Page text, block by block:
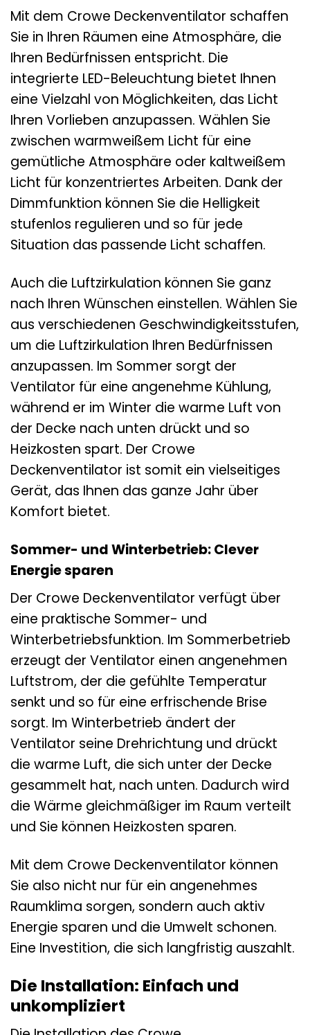
Mit dem Crowe Deckenventilator schaffen
Sie in Ihren Räumen eine Atmosphäre, die
Ihren Bedürfnissen entspricht. Die
integrierte LED-Beleuchtung bietet Ihnen
eine Vielzahl von Möglichkeiten, das Licht
Ihren Vorlieben anzupassen. Wählen Sie
zwischen warmweißem Licht für eine
gemütliche Atmosphäre oder kaltweißem
Licht für konzentriertes Arbeiten. Dank der
Dimmfunktion können Sie die Helligkeit
stufenlos regulieren und so für jede
Situation das passende Licht schaffen.
Auch die Luftzirkulation können Sie ganz
nach Ihren Wünschen einstellen. Wählen Sie
aus verschiedenen Geschwindigkeitsstufen,
um die Luftzirkulation Ihren Bedürfnissen
anzupassen. Im Sommer sorgt der
Ventilator für eine angenehme Kühlung,
während er im Winter die warme Luft von
der Decke nach unten drückt und so
Heizkosten spart. Der Crowe
Deckenventilator ist somit ein vielseitiges
Gerät, das Ihnen das ganze Jahr über
Komfort bietet.
Sommer- und Winterbetrieb: Clever
Energie sparen
Der Crowe Deckenventilator verfügt über
eine praktische Sommer- und
Winterbetriebsfunktion. Im Sommerbetrieb
erzeugt der Ventilator einen angenehmen
Luftstrom, der die gefühlte Temperatur
senkt und so für eine erfrischende Brise
sorgt. Im Winterbetrieb ändert der
Ventilator seine Drehrichtung und drückt
die warme Luft, die sich unter der Decke
gesammelt hat, nach unten. Dadurch wird
die Wärme gleichmäßiger im Raum verteilt
und Sie können Heizkosten sparen.
Mit dem Crowe Deckenventilator können
Sie also nicht nur für ein angenehmes
Raumklima sorgen, sondern auch aktiv
Energie sparen und die Umwelt schonen.
Eine Investition, die sich langfristig auszahlt.
Die Installation: Einfach und
unkompliziert